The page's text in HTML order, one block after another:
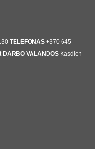
TELEFONAS +370 645
DARBO VALANDOS Kasdien